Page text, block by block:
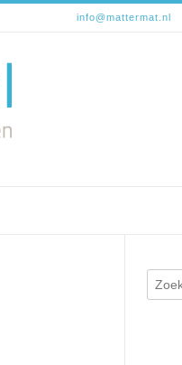
info@mattermat.nl